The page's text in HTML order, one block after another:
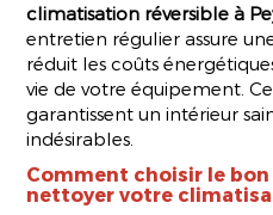
climatisation réversible à
entretien régulier assure
réduit les coûts
vie de votre équipement.
garantissent un intérieur
indésirables.
Comment choisir le
nettoyer votre